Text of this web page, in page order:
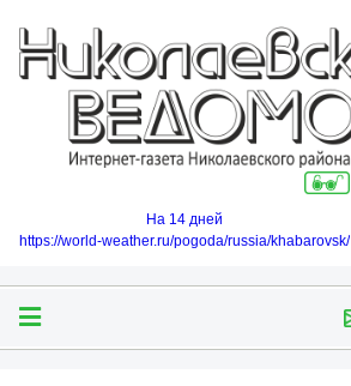
На 14 дней
https://world-weather.ru/pogoda/russia/khabarovsk/